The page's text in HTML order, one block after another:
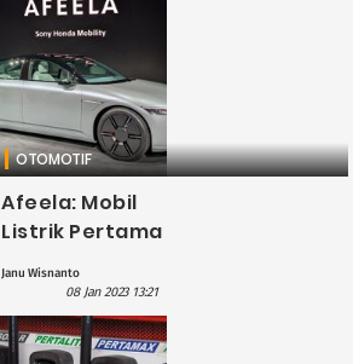
Rp630 Jutaan
OTOMOTIF
Afeela: Mobil
Listrik Pertama
Rakitan Honda
dan Sony
Janu Wisnanto
08 Jan 2023 13:21